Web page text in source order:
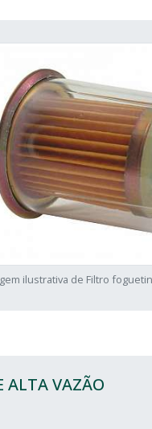
ilustrativa de Filtro
ALTA VAZÃO